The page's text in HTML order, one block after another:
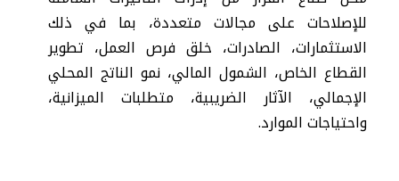
للإصلاحات على مجالات متعددة، بما في ذلك
الاستثمارات، الصادرات، خلق فرص العمل، تطوير
القطاع الخاص، الشمول المالي، نمو الناتج المحلي
الإجمالي، الآثار الضريبية، متطلبات الميزانية،
واحتياجات الموارد.